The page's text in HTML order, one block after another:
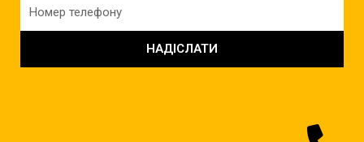
НАДІСЛАТИ